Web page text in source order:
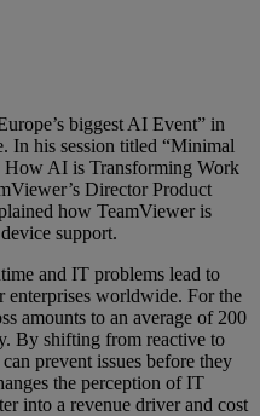
biggest AI Event” in
In his session titled “Minimal
AI is Transforming Work
Director Product
how TeamViewer is
support.
and IT problems lead to
enterprises worldwide. For the
amounts to an average of 200
By shifting from reactive to
prevent issues before they
the perception of IT
into a revenue driver and cost